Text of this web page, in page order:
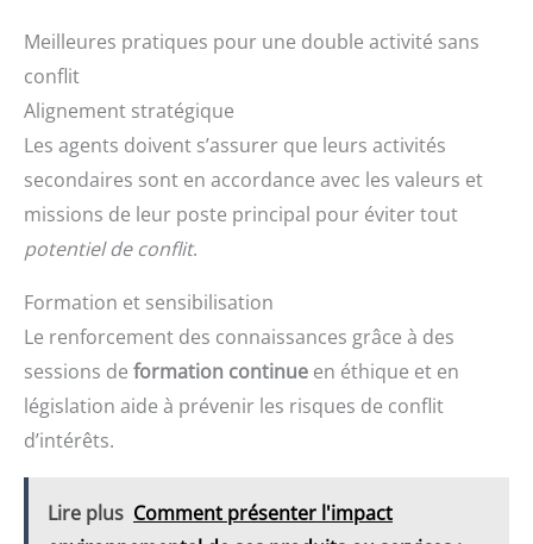
Meilleures pratiques pour une double activité sans
conflit
Alignement stratégique
Les agents doivent s’assurer que leurs activités
secondaires sont en accordance avec les valeurs et
missions de leur poste principal pour éviter tout
potentiel de conflit.
Formation et sensibilisation
Le renforcement des connaissances grâce à des
sessions de formation continue en éthique et en
législation aide à prévenir les risques de conflit
d’intérêts.
Lire plus Comment présenter l'impact